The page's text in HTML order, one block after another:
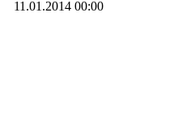
11.01.2014 00:00